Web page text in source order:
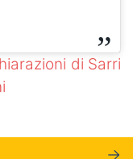
di Sarri
→